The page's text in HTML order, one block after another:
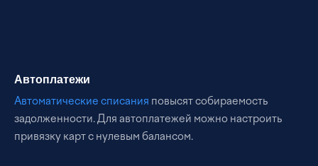
Автоплатежи
Автоматические списания повысят собираемость
задолженности. Для автоплатежей можно настроить
привязку карт с нулевым балансом.